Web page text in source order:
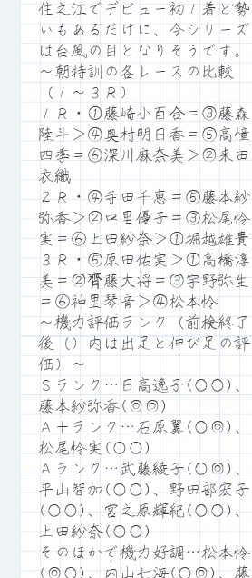
住之江でデビュー初１着と勢
いもあるだけに、今シリーズ
は台風の目となりそうです。
～朝特訓の各レースの比較
（１～３Ｒ）
１Ｒ・①藤崎小百合＝③藤森
陸斗＞④奥村明日香＝⑤高憧
四季＝⑥深川麻奈美＞②来田
衣織
２Ｒ・④寺田千恵＝⑤藤本紗
弥香＞②中里優子＝③松尾怜
実＝⑥上田紗奈＞①堀越雄貴
３Ｒ・⑤原田佑実＞①高橋淳
美＝②齊藤大将＝③宇野弥生
＝⑥神里琴音＞④松本怜
～機力評価ランク（前検終了
後（）内は出足と伸び足の評
価）～
Ｓランク…日高逸子(○○)、
藤本紗弥香(◎◎)
Ａ＋ランク…石原翼(○◎)、
松尾怜実(○○)
Ａランク…武藤綾子(○◎)、
平山智加(○○)、野田部宏子
(○○)、宮之原輝紀(○○)、
上田紗奈(○○)
そのほかで機力好調…松本怜
(◎○)、内山七海(○◎)、藤